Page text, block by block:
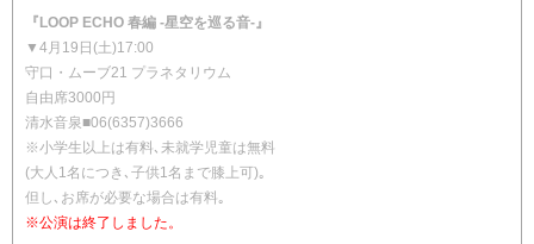
『LOOP ECHO 春編 -星空を巡る音-』
▼4月19日(土)17:00
守口・ムーブ21 プラネタリウム
自由席3000円
清水音泉■06(6357)3666
※小学生以上は有料､未就学児童は無料
(大人1名につき､子供1名まで膝上可)｡
但し､お席が必要な場合は有料｡
※公演は終了しました。